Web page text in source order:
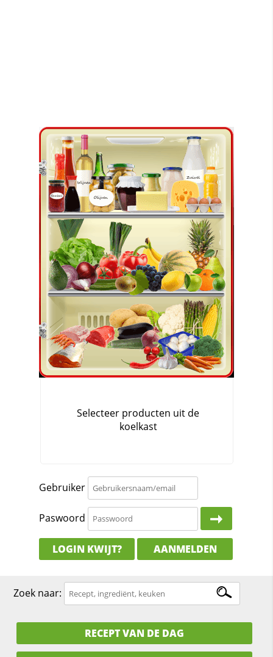
Gebruiker
Paswoord
LOGIN KWIJT? AANMELDEN
Zoek naar:
RECEPT VAN DE DAG